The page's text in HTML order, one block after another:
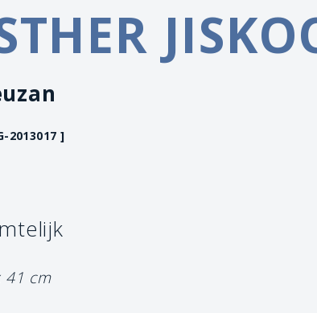
2013017 ]
41 cm